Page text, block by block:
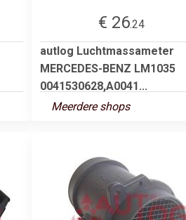
€ 26.24
autlog Luchtmassameter
MERCEDES-BENZ LM1035
0041530628,A0041...
Meerdere shops